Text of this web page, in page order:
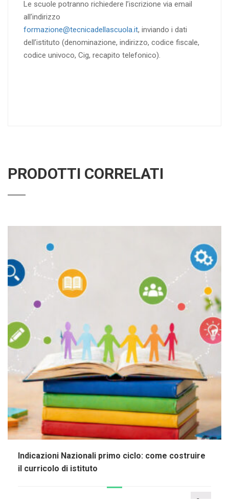
Le scuole potranno richiedere l’iscrizione via email
all’indirizzo
formazione@tecnicadellascuola.it, inviando i dati
dell’istituto (denominazione, indirizzo, codice fiscale,
codice univoco, Cig, recapito telefonico).
PRODOTTI CORRELATI
Indicazioni Nazionali primo ciclo: come costruire
il curricolo di istituto